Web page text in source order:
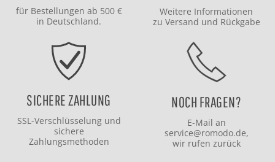
für Bestellungen ab 500 €
in Deutschland.
Weitere Informationen
zu Versand und Rückgabe
SICHERE ZAHLUNG
SSL-Verschlüsselung und
sichere
Zahlungsmethoden
NOCH FRAGEN?
E-Mail an
service@romodo.de,
wir rufen zurück